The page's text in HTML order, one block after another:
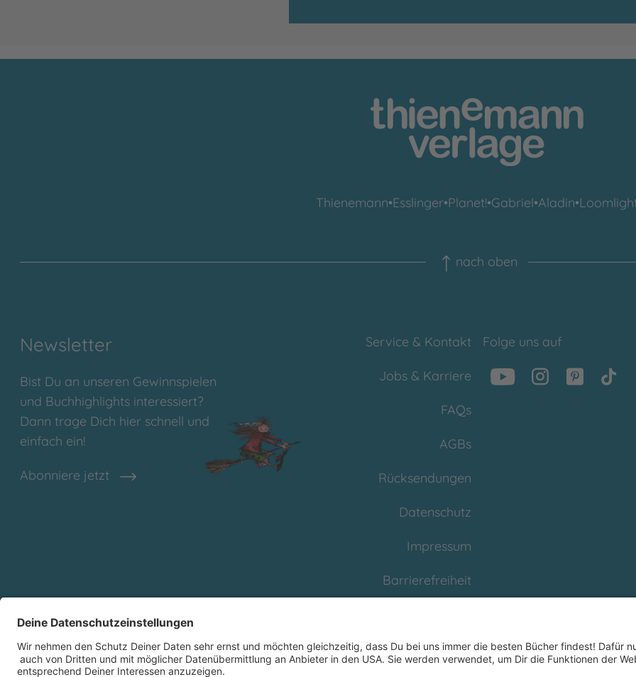
Thienemann•Esslinger•Planet!•Gabriel•Aladin•
nach oben
Newsletter
Bist Du an unseren Gewinnspielen
und Buchhighlights interessiert?
Dann trage Dich hier schnell und
einfach ein!
Abonniere jetzt
Service & Kontakt
Jobs & Karriere
FAQs
AGBs
Rücksendungen
Datenschutz
Impressum
Barrierefreiheit
Partnerprogramm
(Affiliate)
Folge uns auf